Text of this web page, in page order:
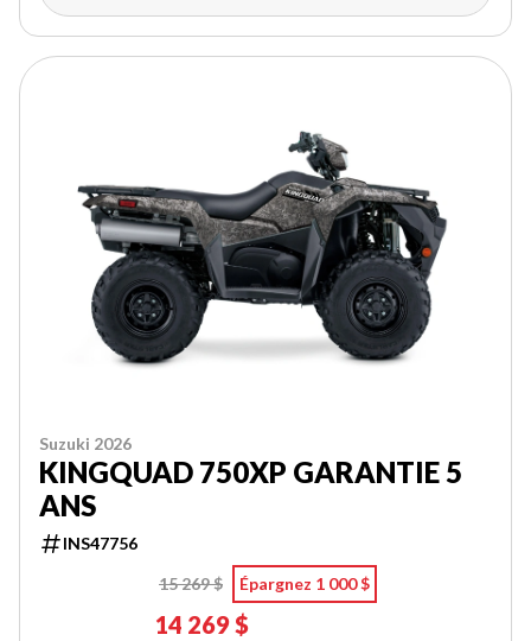
Suzuki 2026
KINGQUAD 750XP GARANTIE 5
ANS
INS47756
15 269 $
Épargnez 1 000 $
14 269 $